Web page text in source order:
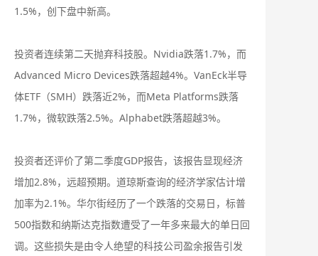
1.5%，创下盘中新高。
投资者连续第二天抛弃科技股。Nvidia跌落1.7%，而
Advanced Micro Devices跌落超越4%。VanEck半导
体ETF（SMH）跌落近2%，而Meta Platforms跌落
1.7%，微软跌落2.5%。Alphabet跌落超越3%。
投资者还评价了第二季度GDP报告，该报告显现经济
增加2.8%，远超预期。道琼斯查询的经济学家估计增
加率为2.1%。华尔街经历了一个跌落的交易日，标普
500指数和纳斯达克指数遭受了一年多来最大的单日回
调。这些损失是由令人绝望的科技公司盈余报告引发